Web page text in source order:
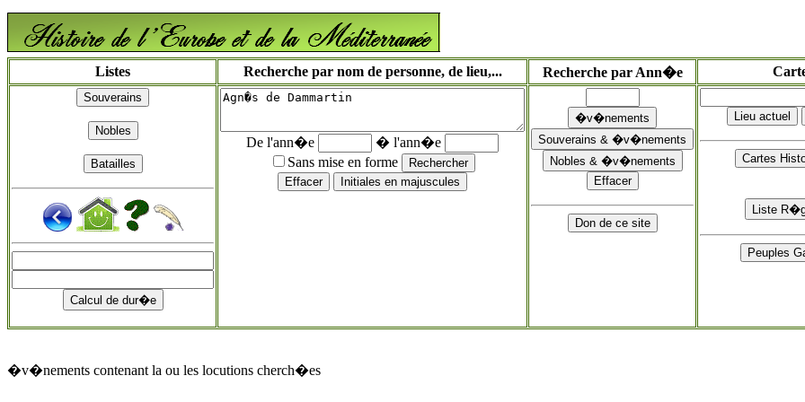
Listes Recherche par nom de personne, de lieu,... Recherche par Ann�e
De l'ann�e
� l'ann�e
Sans mise en forme
�v�nements contenant la ou les locutions cherch�es